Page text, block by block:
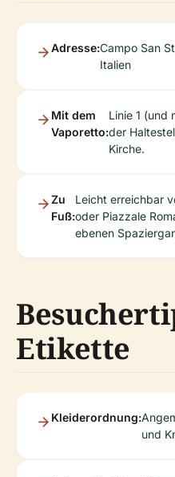
Adresse:Campo San
Italien
Mit dem
Vaporetto:
Linie 1 (und
der
Kirche.
Zu
Fuß:
Leicht erreichbar
oder Piazzale
ebenen
Etikette
Kleiderordnung:
und